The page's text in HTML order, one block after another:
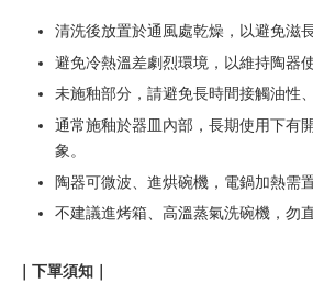
清洗後放置於通風處乾燥，以避免滋長
避免冷熱溫差劇烈環境，以維持陶器
未施釉部分，請避免長時間接觸油性
通常施釉於器皿內部，長期使用下有
象。
陶器可微波、進烘碗機，電鍋加熱需
不建議進烤箱、高溫蒸氣洗碗機，勿
｜下單須知｜